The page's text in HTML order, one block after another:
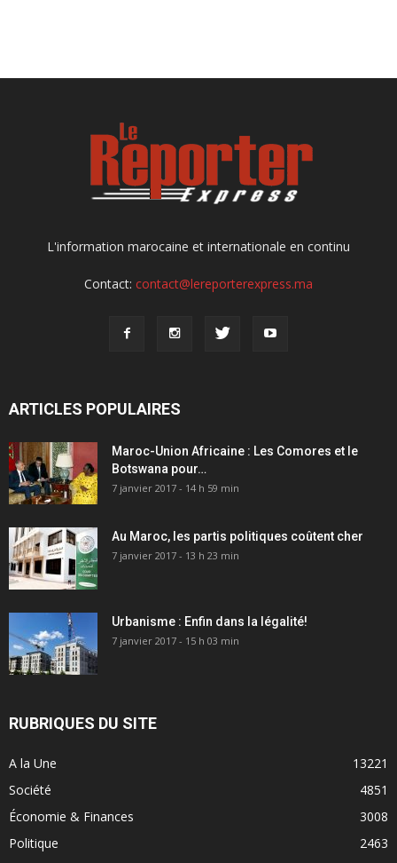
L'information marocaine et internationale en continu
Contact: contact@lereporterexpress.ma
ARTICLES POPULAIRES
Maroc-Union Africaine : Les Comores et le
Botswana pour…
7 janvier 2017 - 14 h 59 min
Au Maroc, les partis politiques coûtent cher
7 janvier 2017 - 13 h 23 min
Urbanisme : Enfin dans la légalité!
7 janvier 2017 - 15 h 03 min
RUBRIQUES DU SITE
A la Une
13221
Société
4851
Économie & Finances
3008
Politique
2463